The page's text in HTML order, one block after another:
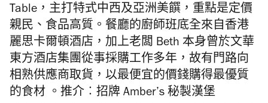
Table，主打特式中西及亞洲美饌，重點是定價
親民、食品高質。餐廳的廚師班底全來自香港
麗思卡爾頓酒店，加上老闆 Beth 本身曾於文華
東方酒店集團從事採購工作多年，故有門路向
相熟供應商取貨，以最便宜的價錢購得最優質
的食材 。推介︰招牌 Amber’s 秘製漢堡